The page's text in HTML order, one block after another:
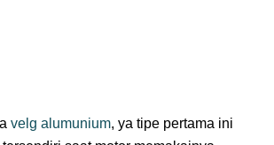
velg alumunium, ya tipe pertama ini